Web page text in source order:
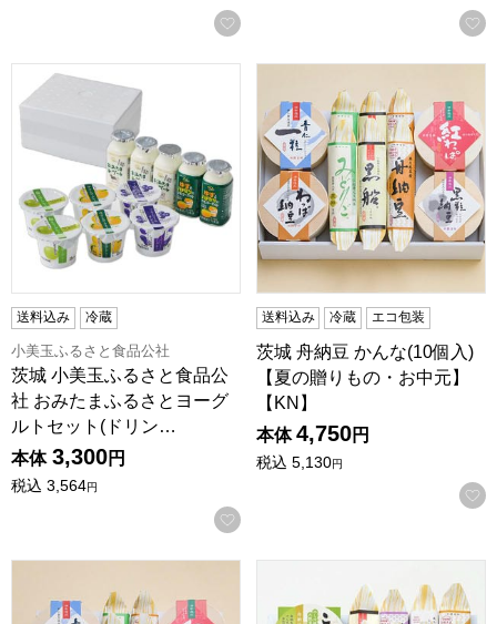
お気に入りに登録する
茨城 小美玉ふるさと食品公社 おみたまふるさとヨーグル
送料込み 冷蔵
小美玉ふるさと食品公社
茨城 小美玉ふるさと食品公
社 おみたまふるさとヨーグ
ルトセット(ドリン…
本体 3,300円
税込 3,564円
お気に入りに登録する
送料込み 冷蔵 エコ包装
茨城 舟納豆 かんな(10個入)
【夏の贈りもの・お中元】
【KN】
本体 4,750円
税込 5,130円